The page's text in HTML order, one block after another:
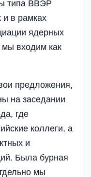
типа ВВЭР
и в рамках
ядерных
мы входим как
предложения,
на заседании
где
коллеги, а
и
Была бурная
мы